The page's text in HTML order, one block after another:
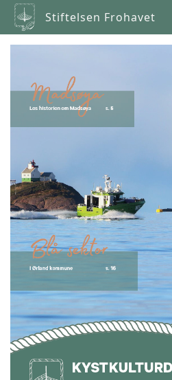
Stiftelsen Frohavet